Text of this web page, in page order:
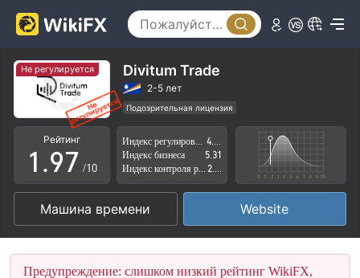
Не регулируется Divitum Trade
2-5 лет
Подозрительная лицензия
Регион деятельности подозрителен
Высокие потенциальные риски
Рейтинг
0
1
2
3
4
.
5
6
7
8
9
3
4
5
6
7
8
9
/10
Индекс бизнеса
5.31
Машина времени Website
Предупреждение: слишком низкий рейтинг WikiFX,